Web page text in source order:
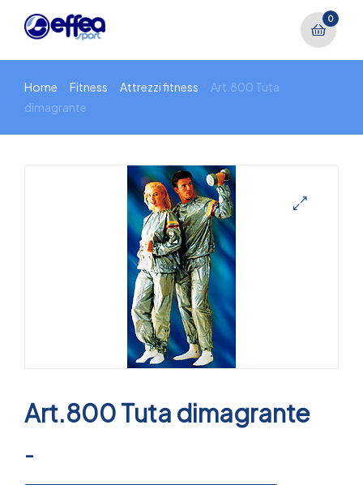
0
Home Fitness Attrezzi fitness
Art.800 Tuta
dimagrante
Art.800 Tuta dimagrante
-